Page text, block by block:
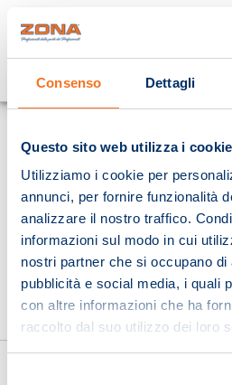
Consenso Dettagli
Questo sito web utilizza i cookie
Utilizziamo i cookie per
annunci, per fornire funzionalità
analizzare il nostro traffico.
informazioni sul modo in cui
nostri partner che si occupano di
pubblicità e social media, i quali
con altre informazioni che ha
raccolto dal suo utilizzo dei loro
Cosa stai cercando?